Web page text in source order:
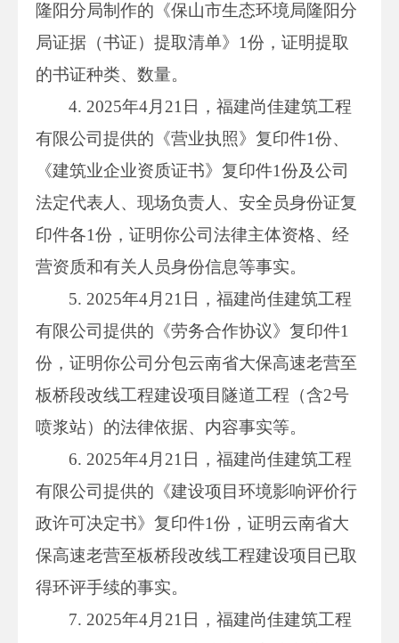
隆阳分局制作的《保山市生态环境局隆阳分
局证据（书证）提取清单》1份，证明提取
的书证种类、数量。
4. 2025年4月21日，福建尚佳建筑工程
有限公司提供的《营业执照》复印件1份、
《建筑业企业资质证书》复印件1份及公司
法定代表人、现场负责人、安全员身份证复
印件各1份，证明你公司法律主体资格、经
营资质和有关人员身份信息等事实。
5. 2025年4月21日，福建尚佳建筑工程
有限公司提供的《劳务合作协议》复印件1
份，证明你公司分包云南省大保高速老营至
板桥段改线工程建设项目隧道工程（含2号
喷浆站）的法律依据、内容事实等。
6. 2025年4月21日，福建尚佳建筑工程
有限公司提供的《建设项目环境影响评价行
政许可决定书》复印件1份，证明云南省大
保高速老营至板桥段改线工程建设项目已取
得环评手续的事实。
7. 2025年4月21日，福建尚佳建筑工程